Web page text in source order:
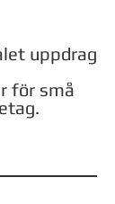
uppdrag
för små